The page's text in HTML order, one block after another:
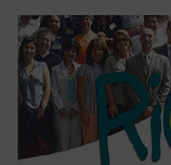
Nacimiento
y
consolidación
la
RIOD:
X
Aniversario